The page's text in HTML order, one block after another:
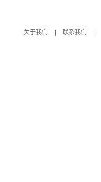
关于我们
联系我们